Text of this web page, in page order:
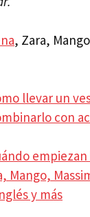
, Zara,
llevar un
con
Mango,
y más